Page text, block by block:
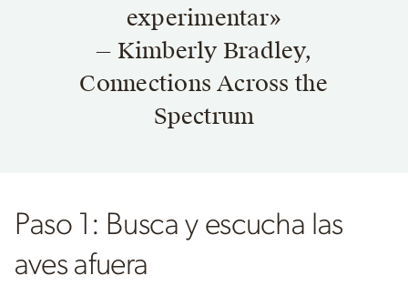
experimentar»
— Kimberly Bradley,
Connections Across the
Spectrum
Paso 1: Busca y escucha las
aves afuera